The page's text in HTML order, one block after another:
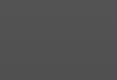
отработали ликвидацию